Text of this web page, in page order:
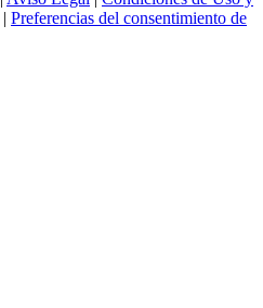
| Preferencias del consentimiento de